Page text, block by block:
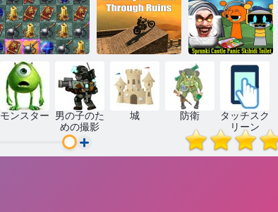
キャッスルウ
ォーズ2
ミステリーキ
ャッスルエス
ケープ10
廃墟を巡るバ
イクレース
Sprunki Castle
パニックスキ
ビディトイレ
モンスター
男の子のた
めの撮影
城 防衛
タッチスク
リーン